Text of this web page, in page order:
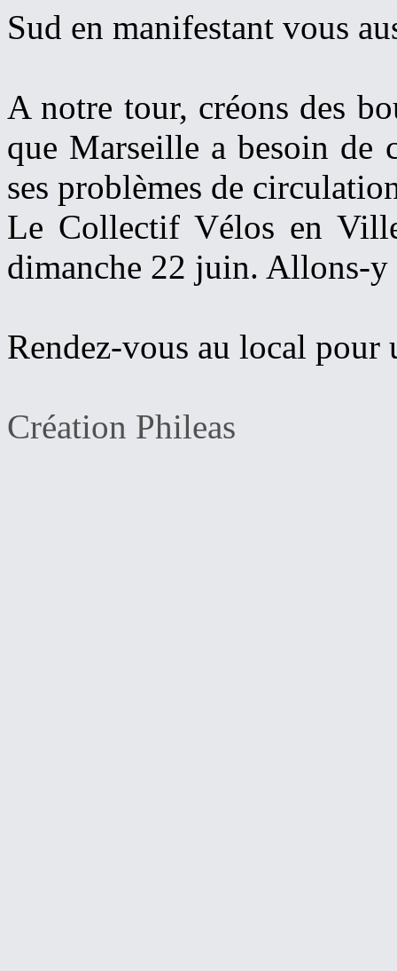
Sud en manifestant vous
A notre tour, créons des
que Marseille a besoin de
ses problèmes de
Le Collectif Vélos en
dimanche 22 juin. Allons-
Rendez-vous au local pour
Création Phileas